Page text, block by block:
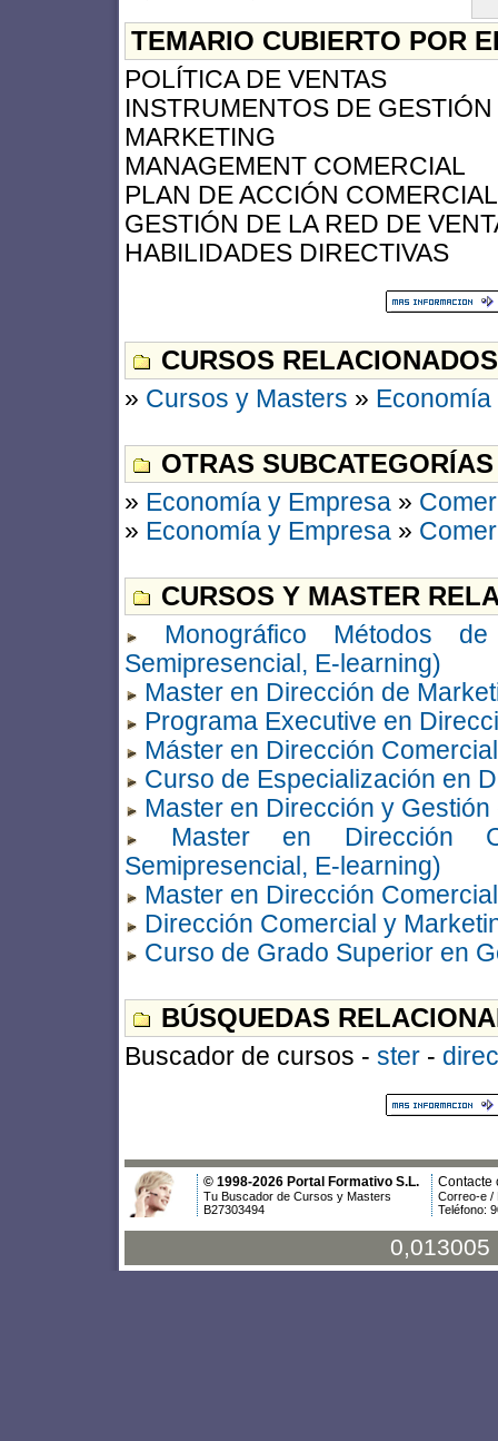
TEMARIO CUBIERTO POR
POLÍTICA DE VENTAS
INSTRUMENTOS DE GESTIÓN
MARKETING
MANAGEMENT COMERCIAL
PLAN DE ACCIÓN COMERCIAL
GESTIÓN DE LA RED DE
HABILIDADES DIRECTIVAS
CURSOS
» Cursos y Masters »
OTRAS
» Economía y Empresa »
» Economía y Empresa »
CURSOS Y MASTER
Monográfico Métodos
Semipresencial, E-learning)
Master en Dirección de
Programa Executive en
Máster en Dirección
Curso de Especialización en
Master en Dirección y Gestión
Master en Dirección
Semipresencial, E-learning)
Master en Dirección
Dirección Comercial y
Curso de Grado Superior en
BÚSQUEDAS
Buscador de cursos - ster -
© 1998-2026 Portal Formativo S.L.
Tu Buscador de Cursos y Masters
B27303494
Contacte
Correo-e /
Teléfono:
0,013005